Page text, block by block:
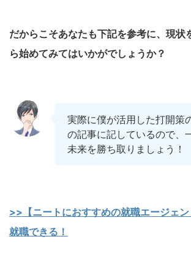
だからこそあなたも下記を参考に、 現状
ら始めてみてはいかがでしょうか？
実際に僕が活用した打開策
の記事に記しているので、
未来を勝ち取りましょう！
>>【ニートにおすすめの就職エージェ
就職できる！